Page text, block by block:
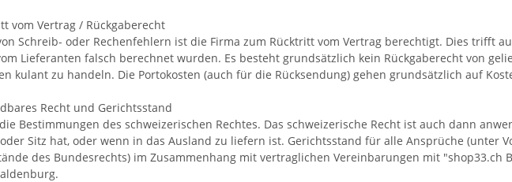
vom Vertrag / Rückgaberecht
Schreib- oder Rechenfehlern ist die Firma zum Rücktritt vom Vertrag berechtigt. Dies trifft
Lieferanten falsch berechnet wurden. Es besteht grundsätzlich kein Rückgaberecht von
kulant zu handeln. Die Portokosten (auch für die Rücksendung) gehen grundsätzlich auf
Recht und Gerichtsstand
Bestimmungen des schweizerischen Rechtes. Das schweizerische Recht ist auch dann
Sitz hat, oder wenn in das Ausland zu liefern ist. Gerichtsstand für alle Ansprüche (unter
des Bundesrechts) im Zusammenhang mit vertraglichen Vereinbarungen mit "shop33.ch